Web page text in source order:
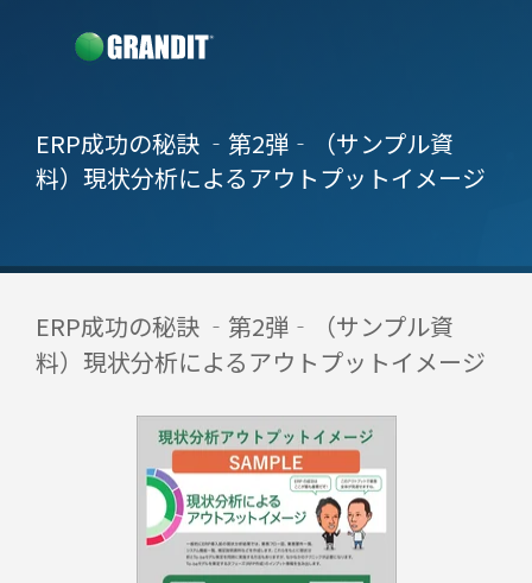
ERP成功の秘訣 ‐第2弾‐（サンプル資
料） 現状分析によるアウトプットイメージ
ERP成功の秘訣 ‐第2弾‐（サンプル資
料） 現状分析によるアウトプットイメージ